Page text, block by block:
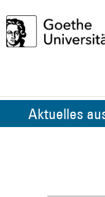
Aktuelles